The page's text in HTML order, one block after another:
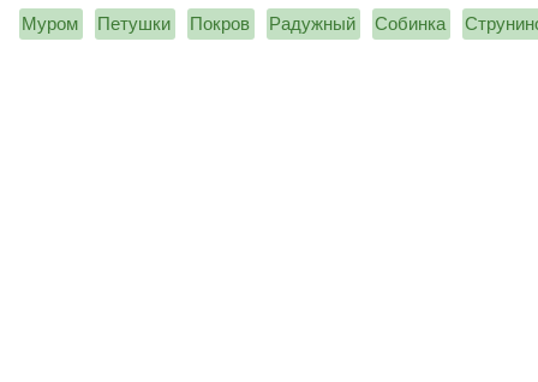
Муром Петушки Покров Радужный Собинка